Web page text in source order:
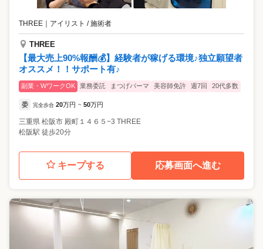
THREE アイリスト / 施術者
THREE
【最大売上90%報酬💰】経験者が稼げる環境♪独立願望者
オススメ！！サポート有♪
副業・WワークOK 業務委託 まつげパーマ 美容師免許 週7回 20代多数
委 完全歩合 20万円 ~ 50万円
三重県 松阪市 殿町１４６５−3 THREE
松阪駅 徒歩20分
キープする 応募画面へ進む